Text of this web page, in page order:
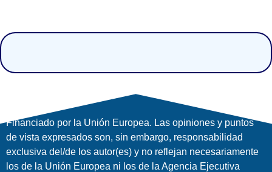
Financiado por la Unión Europea. Las opiniones y puntos
de vista expresados ​​son, sin embargo, responsabilidad
exclusiva del/de los autor(es) y no reflejan necesariamente
los de la Unión Europea ni los de la Agencia Ejecutiva